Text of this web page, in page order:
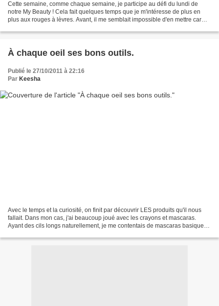
Cette semaine, comme chaque semaine, je participe au défi du lundi de
notre My Beauty ! Cela fait quelques temps que je m'intéresse de plus en
plus aux rouges à lèvres. Avant, il me semblait impossible d'en mettre car
À chaque oeil ses bons outils.
Publié le 27/10/2011 à 22:16
Par Keesha
Avec le temps et la curiosité, on finit par découvrir LES produits qu'il nous
fallait. Dans mon cas, j'ai beaucoup joué avec les crayons et mascaras.
Ayant des cils longs naturellement, je me contentais de mascaras basiques.